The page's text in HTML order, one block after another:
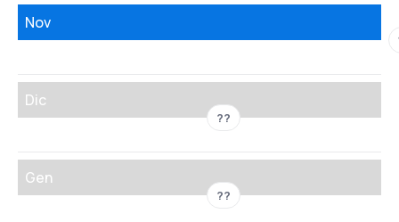
Nov
Dic
??
Gen
??